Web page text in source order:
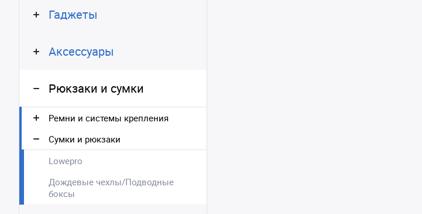
Гаджеты
Аксессуары
Рюкзаки и сумки
Ремни и системы крепления
Сумки и рюкзаки
Lowepro
Дождевые чехлы/Подводные
боксы